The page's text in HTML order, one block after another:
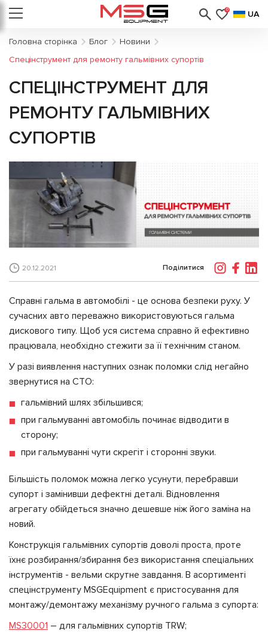
0 UA
Головна сторінка Блог
Новини
Спецінструмент для ремонту гальмівних супортів
СПЕЦІНСТРУМЕНТ ДЛЯ
РЕМОНТУ ГАЛЬМІВНИХ
СУПОРТІВ
20.12.2021 Поділитися
Справні гальма в автомобілі - це основа безпеки руху. У
сучасних авто переважно використовуються гальма
дискового типу. Щоб уся система справно й ефективно
працювала, необхідно стежити за її технічним станом.
У разі виявлення наступних ознак поломки слід негайно
звернутися на СТО:
гальмівний шлях збільшився;
при гальмуванні автомобіль починає відводити в
сторону;
при гальмуванні чути скрегіт і сторонні звуки.
Більшість поломок можна легко усунути, перебравши
супорт і замінивши дефектні деталі. Відновлення
агрегату обійдеться значно дешевше ніж його заміна на
новий.
Конструкція гальмівних супортів доволі проста, проте
їхнє розбирання/збирання без використання спеціальних
інструментів - вельми скрутне завдання. В асортименті
спецінструменту MSGEquipment є пристосування для
монтажу/демонтажу механізму ручного гальма з супорта:
MS30001 – для гальмівних супортів TRW;